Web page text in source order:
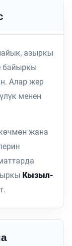
азыркы
байыркы
Алар жер
менен
жана
Кызыл-